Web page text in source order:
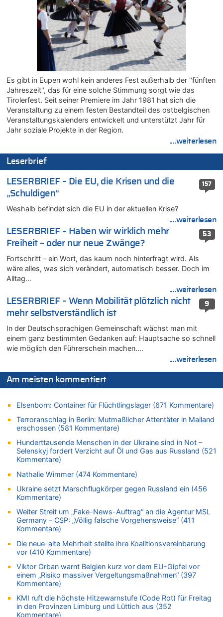
Belgien setzt bei Reit-WM auf starke Springreiter
07.08.2026 - 13:31 von Guido Scholzen zu
Wasserstand des Rheins in NRW so niedrig wie noch nie
07.08.2026 - 13:23 von JoKrings zu
In Belgien missachten zwei von drei Autofahrern das
Tempolimit in 30er-Zonen – Untersuchung von Vias
07.08.2026 - 13:20 von JoKrings zu
In Belgien missachten zwei von drei Autofahrern das
Tempolimit in 30er-Zonen – Untersuchung von Vias
07.08.2026 - 13:04 von Kein Raser zu
In Belgien missachten zwei von drei Autofahrern das
Tempolimit in 30er-Zonen – Untersuchung von Vias
In Belgien missachten zwei von drei Autofahrern das
Tempolimit in 30er-Zonen – Untersuchung von Vias
07.08.2026 - 12:43 von JoKrings zu
Zweite Hitzewelle in diesem Sommer ist jetzt amtlich
07.08.2026 - 12:31 von Fassungslos zu
In Belgien missachten zwei von drei Autofahrern das
Tempolimit in 30er-Zonen – Untersuchung von Vias
07.08.2026 - 11:31 von Zuhörer zu
In Belgien missachten zwei von drei Autofahrern das
07.08.2026 - 11:23 von Dax zu
In Belgien missachten zwei von drei Autofahrern das
Tempolimit in 30er-Zonen – Untersuchung von Vias
07.08.2026 - 11:20 von JoKrings zu
In Belgien missachten zwei von drei Autofahrern das
07.08.2026 - 11:15 von Dax zu
Wie kam es zur Ceuta-Krise?
07.08.2026 - 10:29 von Soso zu
Belgien setzt bei Reit-WM auf starke Springreiter
In Belgien missachten zwei von drei Autofahrern das
Tempolimit in 30er-Zonen – Untersuchung von Vias
07.08.2026 - 10:05 von Ostbelgien Direkt zu
Soll Belgien Tempolimit auf Autobahnen erhöhen? – In
In Belgien missachten zwei von drei Autofahrern das
Tempolimit in 30er-Zonen – Untersuchung von Vias
07.08.2026 - 09:31 von Ermitler zu
Das 44. Tirolerfest in Eupen in Bildern [Fotogalerie]
AS Eupen: „Keiner weiß, wohin die Reise geht…“
07.08.2026 - 09:03 von JoKrings zu
Zweite Hitzewelle in diesem Sommer ist jetzt amtlich
07.08.2026 - 01:12 von WK zu
Warum die Waldbrände in Frankreich und Spanien Rekorde
brechen [Fragen & Antworten]
Es gibt in Eupen wohl kein anderes Fest außerhalb der "fünften
Jahreszeit", das für eine solche Stimmung sorgt wie das
Tirolerfest. Seit seiner Premiere im Jahr 1981 hat sich die
Veranstaltung zu einem festen Bestandteil des ostbelgischen
Veranstaltungskalenders entwickelt und unterstützt Jahr für
Jahr soziale Projekte in der Region.
....weiterlesen
Leserbrief
157
LESERBRIEF – Die EU, die Krisen und die
„Schuldigen“
Weshalb befindet sich die EU in der aktuellen Krise?
....weiterlesen
53
LESERBRIEF – Haben wir wirklich mehr
Freiheit – oder nur neue Zwänge?
Fortschritt – ein Wort, das kaum noch hinterfragt wird. Als
wäre alles, was sich verändert, automatisch besser. Doch im
Alltag…
....weiterlesen
9
LESERBRIEF – Wenn Mobilität plötzlich nicht
mehr selbstverständlich ist
In der Deutschsprachigen Gemeinschaft wächst man mit
einem ganz bestimmten Gedanken auf: Hauptsache so schnell
wie möglich den Führerschein machen….
....weiterlesen
Am meisten kommentiert
Elsenborn: Container für Flüchtlingslager (671 Kommentare)
Terroranschlag in Berlin: Mutmaßlicher Attentäter in Mailand
erschossen (581 Kommentare)
Hunderttausende Menschen in der Ukraine sind in Not –
Selenskyj fordert Verzicht auf Öl und Gas aus Russland (521
Kommentare)
Nathalie Wimmer (474 Kommentare)
Ukraine setzt Marschflugkörper gegen Russland ein (456
Kommentare)
Weiter Streit um „Fake-News-Auftrag“ an die Agentur MSL
Germany – CSP: „Völlig falsche Vorgehensweise“ (411
Kommentare)
Die neue-alte Mehrheit stellte ihre Koalitionsvereinbarung
vor (410 Kommentare)
Viktor Orban warnt Belgien kurz vor dem EU-Gipfel vor
einem „Risiko massiver Vergeltungsmaßnahmen“ (397
Kommentare)
KMI ruft die höchste Hitzewarnstufe (Code Rot) für Freitag
in den Provinzen Limburg und Lüttich aus (352
Kommentare)